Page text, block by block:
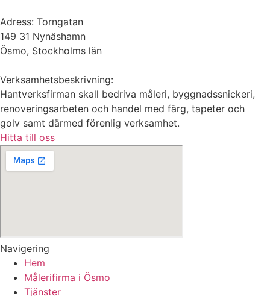
Adress: Torngatan
149 31 Nynäshamn
Ösmo, Stockholms län
Verksamhetsbeskrivning:
Hantverksfirman skall bedriva måleri, byggnadssnickeri,
renoveringsarbeten och handel med färg, tapeter och
golv samt därmed förenlig verksamhet.
Hitta till oss
Navigering
Hem
Målerifirma i Ösmo
Tjänster